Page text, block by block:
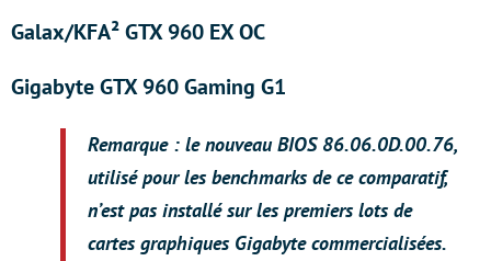
Galax/KFA² GTX 960 EX OC
Gigabyte GTX 960 Gaming G1
Remarque : le nouveau BIOS 86.06.0D.00.76,
utilisé pour les benchmarks de ce comparatif,
n’est pas installé sur les premiers lots de
cartes graphiques Gigabyte commercialisées.